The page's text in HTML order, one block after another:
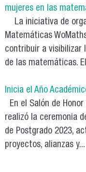
mujeres en las
La iniciativa de
Matemáticas
contribuir a visibilizar
de las matemáticas.
Inicia el Año
En el Salón de
realizó la ceremonia
de Postgrado 2023,
proyectos, alianzas y...